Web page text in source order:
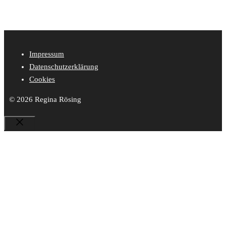
Impressum
Datenschutzerklärung
Cookies
© 2026 Regina Rösing
Close